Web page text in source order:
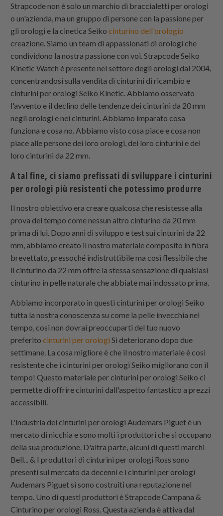
Strapcode non è solo un marchio di braccialetti per orologi
o un'azienda, ma un gruppo di persone con la passione per
gli orologi e la cinetica Seikocinturino dell'orologio
creazione. Siamo un team di appassionati di orologi che
condividono la nostra passione con voi. Strapcode Seiko
Kinetic Watch è presente nel settore degli orologi dal 2004,
concentrandosi sulla vendita di cinturini di ricambio e
cinturini per orologi Seiko Kinetic. Abbiamo osservato
l'avvento e il declino delle tendenze dei cinturini da 20 mm
negli orologi e nei cinturini. Abbiamo imparato cosa
funziona e cosa no. Abbiamo visto cosa piace e cosa non
piace alle persone dei loro orologi, dei loro cinturini e dei
loro cinturini da 22 mm.
A tal fine, ci siamo prefissati di sviluppare i cinturini
per orologi più resistenti che potessimo produrre
Il nostro obiettivo era creare qualcosa che resistesse alla
prova del tempo come nessun altro cinturino da 20 mm
prima di lui. Dopo anni di sviluppo e test sui cinturini da 22
mm, abbiamo creato il nostro materiale composito in fibra
brevettato, pressoché indistruttibile ma così flessibile che
il cinturino da 22 mm offre la stessa sensazione di qualsiasi
cinturino in pelle naturale che abbiate mai indossato prima.
Abbiamo incorporato in questi cinturini per orologi Seiko
tutta la nostra conoscenza su come la pelle invecchia nel
tempo, così non dovrai preoccuparti del tuo nuovo
preferitocinturini per orologi Si deteriorano dopo due
settimane. La cosa migliore è che il nostro materiale è così
resistente che i cinturini per orologi Seiko migliorano con il
tempo! Questo materiale per cinturini per orologi Seiko ci
permette di offrire cinturini dall'aspetto fantastico a prezzi
accessibili.
L'industria dei cinturini per orologi Audemars Piguet è un
mercato di nicchia e sono molti i produttori che si occupano
della sua produzione. D'altra parte, alcuni di questi marchi
Bell... & I produttori di cinturini per orologi Ross sono
presenti sul mercato da decenni e i cinturini per orologi
Audemars Piguet si sono costruiti una reputazione nel
tempo. Uno di questi produttori è StrapcodeCampana &
Cinturino per orologi Ross. Questa azienda è attiva dal